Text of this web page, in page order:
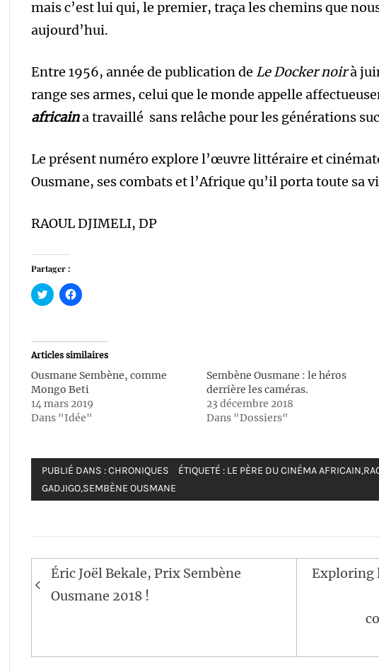
mais c’est lui qui, le premier, traça les chemins que
aujourd’hui.
Entre 1956, année de publication de Le Docker noirà
range ses armes, celui que le monde appelle
africaina travaillé sans relâche pour les générations
Le présent numéro explore l’œuvre littéraire et
Ousmane, ses combats et l’Afrique qu’il porta toute sa
RAOUL DJIMELI, DP
Partager :
Cliquez
pour
dans
une
nouvelle
Cliquez
pour
dans
une
nouvelle
Articles similaires
Ousmane Sembène, comme
Mongo Beti
14 mars 2019
Dans "Idée"
Sembène Ousmane : le héros
derrière les caméras.
23 décembre 2018
Dans "Dossiers"
PUBLIÉ DANS :CHRONIQUES ÉTIQUETÉ : LE PÈRE DU CINÉMA AFRICAIN,
GADJIGO,SEMBÈNE OUSMANE
Navigation
de
Éric Joël Bekale, Prix Sembène
Ousmane 2018 !
Exploring